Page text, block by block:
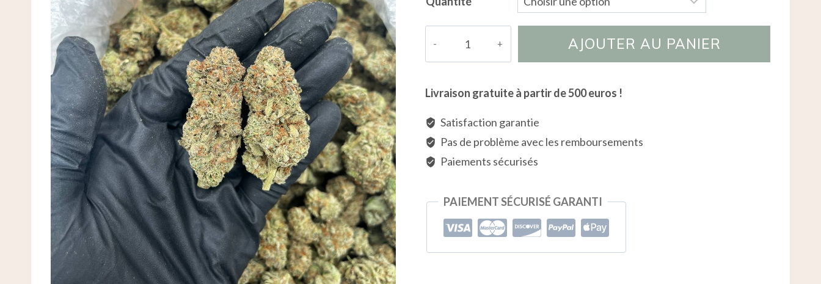
Colada
AJOUTER AU PANIER
Livraison gratuite à partir de 500 euros !
Satisfaction garantie
Pas de problème avec les remboursements
Paiements sécurisés
PAIEMENT SÉCURISÉ GARANTI